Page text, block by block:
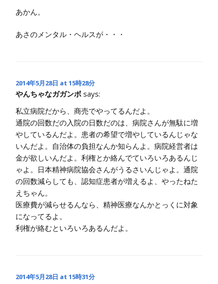
あかん。
あさのメンタル・ヘルスが・・・
2014年5月28日 at 15時28分
やんちゃなガガンボ says:
私立病院だから、商売でやってるんだよ。
通院の回数だの入院の日数だのは、病院さんが無駄に増
やしているんだよ。患者の希望で増やしているんじゃな
いんだよ。自治体の負担なんか知らんよ。病院経営者は
金が欲しいんだよ。利権とか絡んでていろいろあるんじ
ゃよ。日本精神病院協会さんがうるさいんじゃよ。通院
の回数減らしても、認知症患者が増えるよ、やったねた
えちゃん。
医療費が減らせるんなら、精神医療なんかとっくに対象
になってるよ。
利権が絡むといろいろあるんだよ。
2014年5月28日 at 15時31分